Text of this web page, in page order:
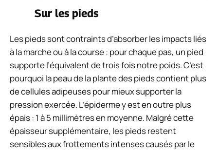
Sur les pieds
Les pieds sont contraintsd’absorber les impactsliés
à la marche ou à la course : pour chaque pas, un pied
supporte l’équivalent de trois fois notre poids. C’est
pourquoi la peau de laplante des piedscontient plus
decellules adipeusespour mieux supporter la
pression exercée. L’épiderme y est en outre plus
épais : 1 à 5 millimètres en moyenne. Malgré cette
épaisseur supplémentaire, les pieds restent
sensibles aux frottements intensescausés par le